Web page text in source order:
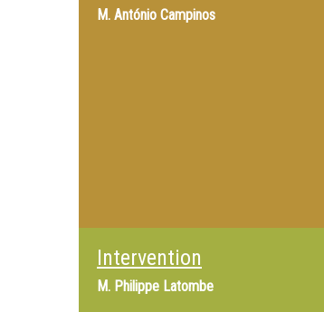
M. António Campinos
Intervention
M. Philippe Latombe